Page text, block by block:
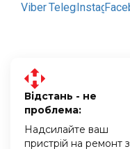
Відстань - не
проблема:
Надсилайте ваш
пристрій на ремонт з